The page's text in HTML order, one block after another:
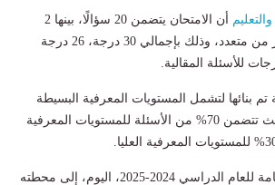
أن الامتحان يتضمن 20 سؤالًا، بينها 2
سؤال مقالي و18 اختيار من متعدد، وذلك بإجمالي 30 درجة، 26 درجة
بنائها لتشمل المستويات المعرفية البسيطة
والمتوسطة والعليا، بحيث تتضمن 70% من الأسئلة للمستويات المعرفية
ويصل قطار الثانوية العامة للعام الدراسي 2024-2025، اليوم، إلى محطته